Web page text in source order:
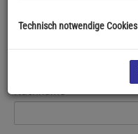
Nachname
Technisch notwendige Cookies